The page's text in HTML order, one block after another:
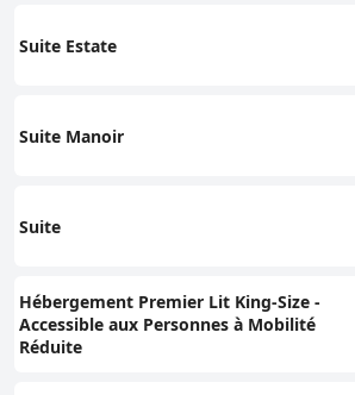
Suite Estate
Suite Manoir
Suite
Hébergement Premier Lit King-Size -
Accessible aux Personnes à Mobilité
Réduite